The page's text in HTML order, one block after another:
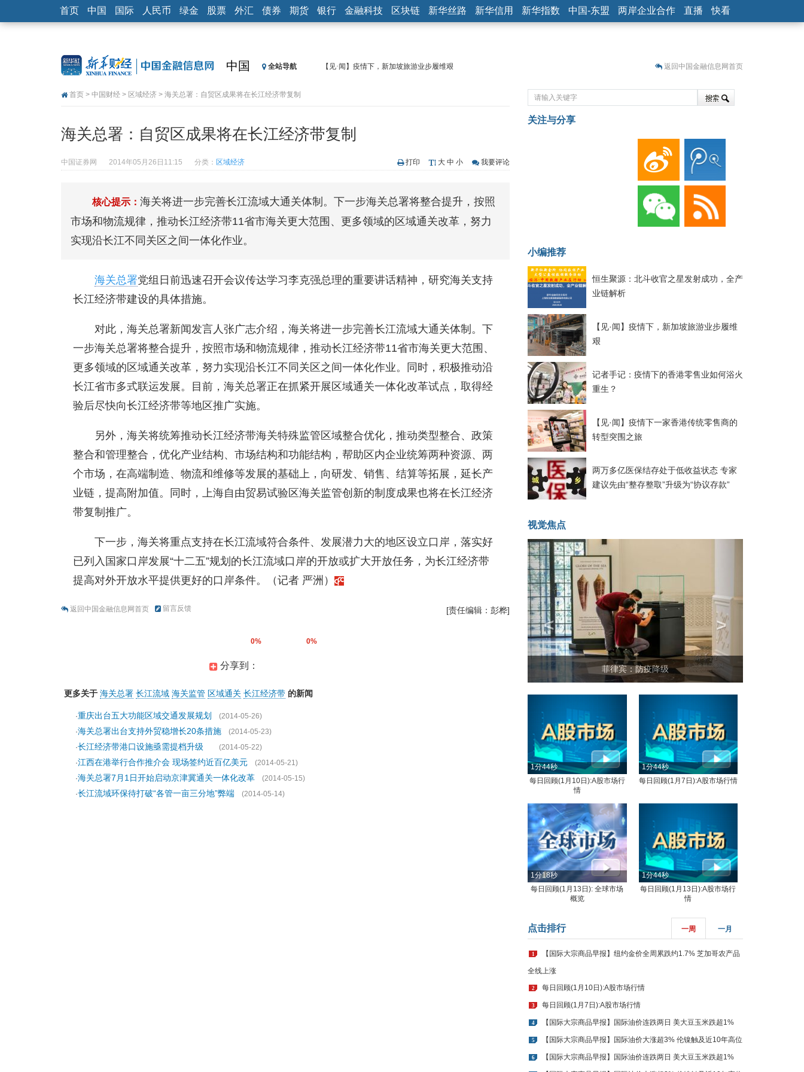
首页 中国 国际 人民币 绿金 股票 外汇 债券 期货 银行 金融科技 区块链 新华丝路 新华信用 新华指数 中国-东盟 两岸企业合作 直播 快看
中国 全站导航
【见·闻】疫情下，新加坡旅游业步履维艰
济安金信：中国基金市场数据分析周报（2020. 07.27—2020.07.31）
【新华财经调查】同业存单、结构性存款玩起“跷跷板” 结构性失衡藏
在“隐秘的角落”
央行公开市场净投放300亿元 短端资金利率明显下行
基本面及股市双轮冲击 债市回调十年期债表现最弱
济安金信：中国基金市场数据分析周报（2020. 08.17—2020.08.21）
返回中国金融信息网首页
首页 > 中国财经 > 区域经济 > 海关总署：自贸区成果将在长江经济带复制
海关总署：自贸区成果将在长江经济带复制
中国证券网 2014年05月26日11:15 分类： 区域经济 打印 大 中 小 我要评论
核心提示： 海关将进一步完善长江流域大通关体制。下一步海关总署将整合提升，按照
市场和物流规律，推动长江经济带11省市海关更大范围、更多领域的区域通关改革，努力
实现沿长江不同关区之间一体化作业。
海关总署党组日前迅速召开会议传达学习李克强总理的重要讲话精神，研究海关支持
长江经济带建设的具体措施。
对此，海关总署新闻发言人张广志介绍，海关将进一步完善长江流域大通关体制。下
一步海关总署将整合提升，按照市场和物流规律，推动长江经济带11省市海关更大范围、
更多领域的区域通关改革，努力实现沿长江不同关区之间一体化作业。同时，积极推动沿
长江省市多式联运发展。目前，海关总署正在抓紧开展区域通关一体化改革试点，取得经
验后尽快向长江经济带等地区推广实施。
另外，海关将统筹推动长江经济带海关特殊监管区域整合优化，推动类型整合、政策
整合和管理整合，优化产业结构、市场结构和功能结构，帮助区内企业统筹两种资源、两
个市场，在高端制造、物流和维修等发展的基础上，向研发、销售、结算等拓展，延长产
业链，提高附加值。同时，上海自由贸易试验区海关监管创新的制度成果也将在长江经济
带复制推广。
下一步，海关将重点支持在长江流域符合条件、发展潜力大的地区设立口岸，落实好
已列入国家口岸发展“十二五”规划的长江流域口岸的开放或扩大开放任务，为长江经济带
提高对外开放水平提供更好的口岸条件。（记者 严洲）
返回中国金融信息网首页 留言反馈 [责任编辑：彭桦]
0% 0%
分享到：
更多关于 海关总署 长江流域 海关监管 区域通关 长江经济带 的新闻
·重庆出台五大功能区域交通发展规划
(2014-05-26)
·海关总署出台支持外贸稳增长20条措施
(2014-05-23)
·长江经济带港口设施亟需提档升级
(2014-05-22)
·江西在港举行合作推介会 现场签约近百亿美元
(2014-05-21)
·海关总署7月1日开始启动京津冀通关一体化改革
(2014-05-15)
·长江流域环保待打破“各管一亩三分地”弊端 (2014-05-14)
关注与分享
小编推荐
恒生聚源：北斗收官之星发射成功，全产
业链解析
【见·闻】疫情下，新加坡旅游业步履维
艰
记者手记：疫情下的香港零售业如何浴火
重生？
【见·闻】疫情下一家香港传统零售商的
转型突围之旅
两万多亿医保结存处于低收益状态 专家
建议先由“整存整取”升级为“协议存款”
视觉焦点
菲律宾：防疫降级
< >
1分44秒
每日回顾(1月10日):A股市场行
情
1分44秒
每日回顾(1月7日):A股市场行情
1分18秒
每日回顾(1月13日): 全球市场
概览
1分44秒
每日回顾(1月13日):A股市场行
情
点击排行 一周 一月
1 【国际大宗商品早报】纽约金价全周累跌约1.7% 芝加哥农产品
全线上涨
2 每日回顾(1月10日):A股市场行情
3 每日回顾(1月7日):A股市场行情
4 【国际大宗商品早报】国际油价连跌两日 美大豆玉米跌超1%
5 【国际大宗商品早报】国际油价大涨超3% 伦镍触及近10年高位
6 【国际大宗商品早报】国际油价连跌两日 美大豆玉米跌超1%